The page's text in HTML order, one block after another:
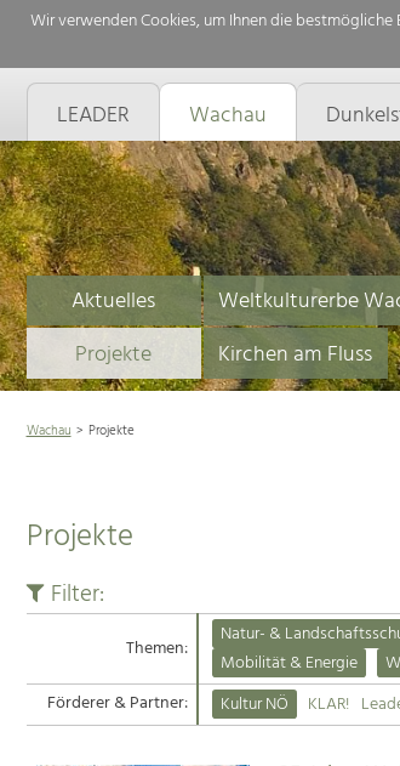
Wir verwenden Cookies, um Ihnen die
LEADER Wachau
Aktuelles Weltkulturerbe
Projekte
Kirchen am Fluss
Wachau Projekte
Projekte
Filter:
Themen: Natur- &
Mobilität & Energie
Förderer & Partner:
Kultur NÖ KLAR!